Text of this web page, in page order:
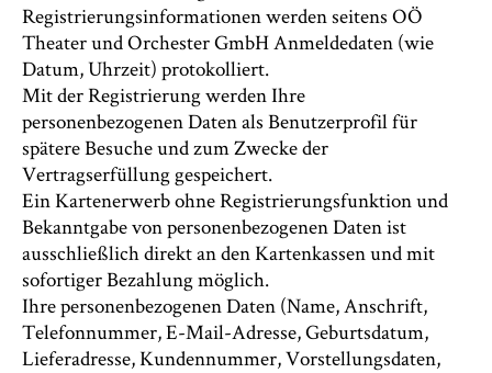
Registrierungsinformationen werden seitens OÖ
Theater und Orchester GmbH Anmeldedaten (wie
Datum, Uhrzeit) protokolliert.
Mit der Registrierung werden Ihre
personenbezogenen Daten als Benutzerprofil für
spätere Besuche und zum Zwecke der
Vertragserfüllung gespeichert.
Ein Kartenerwerb ohne Registrierungsfunktion und
Bekanntgabe von personenbezogenen Daten ist
ausschließlich direkt an den Kartenkassen und mit
sofortiger Bezahlung möglich.
Ihre personenbezogenen Daten (Name, Anschrift,
Telefonnummer, E-Mail-Adresse, Geburtsdatum,
Lieferadresse, Kundennummer, Vorstellungsdaten,